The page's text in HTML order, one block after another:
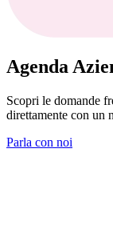
Agenda
Scopri le domande
direttamente con un
Parla con noi